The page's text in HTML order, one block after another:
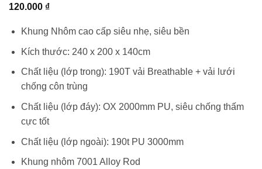
120.000 ₫
Khung Nhôm cao cấp siêu nhẹ, siêu bền
Kích thước: 240 x 200 x 140cm
Chất liệu (lớp trong): 190T vải Breathable + vải lưới
chống côn trùng
Chất liệu (lớp đáy): OX 2000mm PU, siêu chống thấm
cực tốt
Chất liệu (lớp ngoài): 190t PU 3000mm
Khung nhôm 7001 Alloy Rod